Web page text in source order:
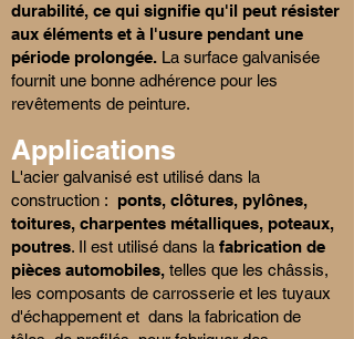
durabilité, ce qui signifie qu'il peut résister
aux éléments et à l'usure pendant une
période prolongée. La surface galvanisée
fournit une bonne adhérence pour les
revêtements de peinture.
Applications
L'acier galvanisé est utilisé dans la
construction : ponts, clôtures, pylônes,
toitures, charpentes métalliques, poteaux,
poutres. Il est utilisé dans la fabrication de
pièces automobiles, telles que les châssis,
les composants de carrosserie et les tuyaux
d'échappement et dans la fabrication de